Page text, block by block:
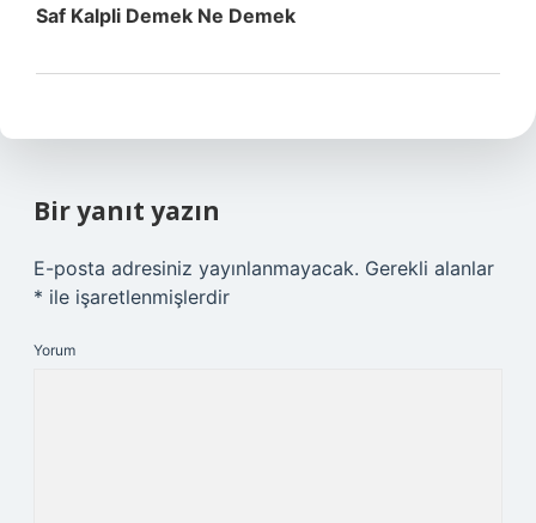
Saf Kalpli Demek Ne Demek
Bir yanıt yazın
E-posta adresiniz yayınlanmayacak. Gerekli alanlar
* ile işaretlenmişlerdir
Yorum